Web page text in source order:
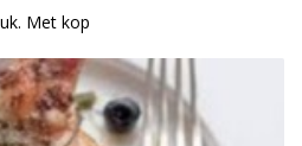
Met kop